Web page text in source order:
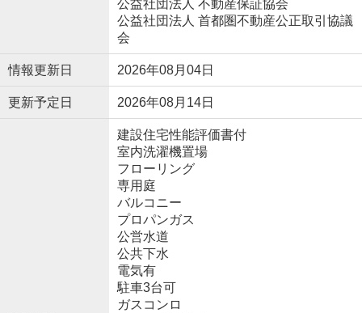
公益社団法人 不動産保証協会
公益社団法人 首都圏不動産公正取引協議
会
情報更新日 2026年08月04日
更新予定日 2026年08月14日
建設住宅性能評価書付
室内洗濯機置場
フローリング
専用庭
バルコニー
プロパンガス
公営水道
公共下水
電気有
駐車3台可
ガスコンロ